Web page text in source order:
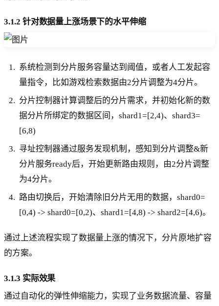
3.1.2 针对数据量上涨场景下的水平伸缩
系统检测到分片服务容量达到阈值，或者人工发起容
量指令，比如游戏检索数据由2分片调整为4分片。
分片控制器计算调整后的分片需求，并初始化新的数
据分片所绑定的数据区间，shard1=[2,4)、shard3=
[6,8)
寻址控制器通过服务发现机制，感知到分片调整&新
分片服务ready后，开始更新路由规则，由2分片调整
为4分片。
路由切换后，开始清除旧分片无用的数据，shard0=
[0,4) -> shard0=[0,2)、shard1=[4,8) -> shard2=[4,6)。
通过上述流程实现了数据量上涨的情况下，分片原地扩容
的方案。
3.1.3 实际效果
通过自动化的弹性伸缩能力，实现了业务数据流量、容量